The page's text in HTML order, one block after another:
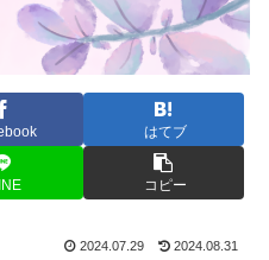
はてブ
コピー
2024.07.29 2024.08.31